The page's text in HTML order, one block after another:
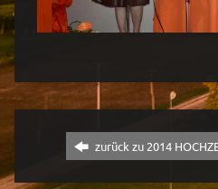
zurück zu 2014